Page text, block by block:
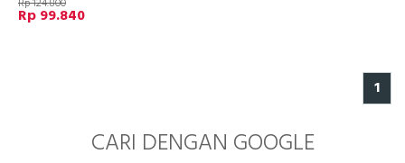
Rp 99.840
1
CARI DENGAN GOOGLE